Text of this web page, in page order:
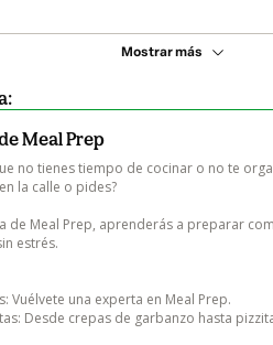
Mostrar más
Meal Prep
no tienes tiempo de cocinar o no te
la calle o pides?
de Meal Prep, aprenderás a preparar
estrés.
Vuélvete una experta en Meal Prep.
Desde crepas de garbanzo hasta